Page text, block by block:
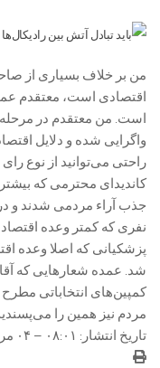
من بر خلاف بسیاری از
اقتصادی است، معتقدم
است. من معتقدم در
واگرایی شده و دلایل
کاندیدای محترمی که
نفری که کمتر وعده
پزشکیانی که اصلا وعده
شد. عمده شعار‌هایی که
کمپین‌های انتخاباتی
مردم نیز همین را
تاریخ انتشار: ۰۸:۰۱ – ۰۴ مرداد ۱۴۰۳